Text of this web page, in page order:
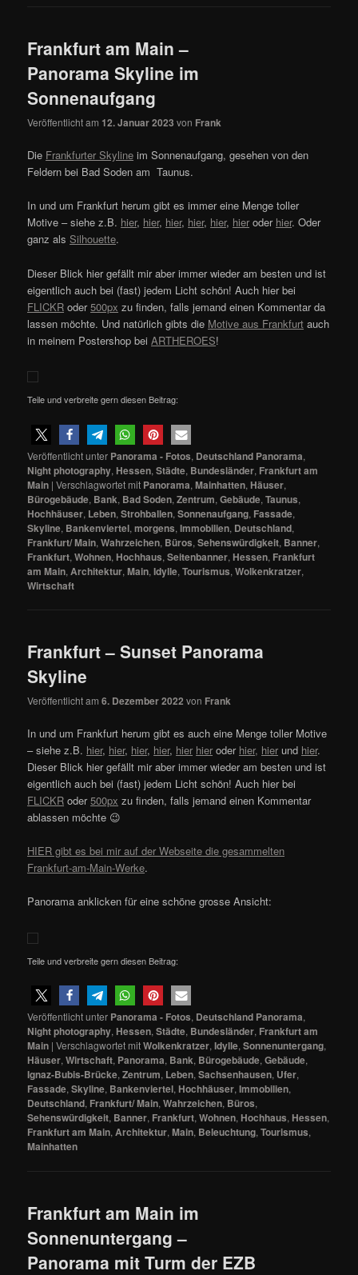
Frankfurt am Main –
Panorama Skyline im
Sonnenaufgang
Veröffentlicht am 12. Januar 2023 von Frank
Die Frankfurter Skyline im Sonnenaufgang, gesehen von den
Feldern bei Bad Soden am Taunus.
In und um Frankfurt herum gibt es immer eine Menge toller
Motive – siehe z.B. hier, hier, hier, hier, hier, hier oder hier. Oder
ganz alsSilhouette.
Dieser Blick hier gefällt mir aber immer wieder am besten und ist
eigentlich auch bei (fast) jedem Licht schön! Auch hier bei
FLICKR oder500px zu finden, falls jemand einen Kommentar da
lassen möchte. Und natürlich gibts die Motive aus Frankfurt auch
in meinem Postershop beiARTHEROES!
Teile und verbreite gern diesen Beitrag:
Veröffentlicht unter Panorama - Fotos, Deutschland Panorama,
Night photography, Hessen,Städte, Bundesländer, Frankfurt am
Main |Verschlagwortet mit Panorama,Mainhatten, Häuser,
Bürogebäude, Bank, Bad Soden,Zentrum,Gebäude,Taunus,
Hochhäuser, Leben,Strohballen,Sonnenaufgang, Fassade,
Skyline, Bankenviertel,morgens,Immobilien, Deutschland,
Frankfurt/ Main,Wahrzeichen, Büros,Sehenswürdigkeit, Banner,
Frankfurt,Wohnen, Hochhaus,Seitenbanner, Hessen, Frankfurt
am Main, Architektur,Main,Idylle,Tourismus,Wolkenkratzer,
Wirtschaft
Frankfurt – Sunset Panorama
Skyline
Veröffentlicht am6. Dezember 2022 von Frank
In und um Frankfurt herum gibt es auch eine Menge toller Motive
– siehe z.B. hier, hier, hier, hier, hier hier oder hier, hier und hier.
Dieser Blick hier gefällt mir aber immer wieder am besten und ist
eigentlich auch bei (fast) jedem Licht schön! Auch hier bei
FLICKR oder500px zu finden, falls jemand einen Kommentar
ablassen möchte 😉
HIER gibt es bei mir auf der Webseite die gesammelten
Frankfurt-am-Main-Werke.
Panorama anklicken für eine schöne grosse Ansicht:
Teile und verbreite gern diesen Beitrag:
Veröffentlicht unter Panorama - Fotos, Deutschland Panorama,
Night photography, Hessen,Städte, Bundesländer, Frankfurt am
Main |Verschlagwortet mitWolkenkratzer,Idylle,Sonnenuntergang,
Häuser,Wirtschaft, Panorama, Bank, Bürogebäude,Gebäude,
Ignaz-Bubis-Brücke,Zentrum, Leben,Sachsenhausen, Ufer,
Fassade,Skyline, Bankenviertel, Hochhäuser,Immobilien,
Deutschland, Frankfurt/ Main,Wahrzeichen, Büros,
Sehenswürdigkeit, Banner, Frankfurt,Wohnen, Hochhaus, Hessen,
Frankfurt am Main,Architektur,Main, Beleuchtung,Tourismus,
Mainhatten
Frankfurt am Main im
Sonnenuntergang –
Panorama mit Turm der EZB